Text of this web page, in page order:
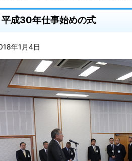
平成30年仕事始めの式
年1月4日